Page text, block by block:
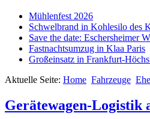
Mühlenfest 2026
Schwelbrand in Kohlesilo des
Save the date: Eschersheimer
Fastnachtsumzug in Klaa Paris
Großeinsatz in Frankfurt-
Aktuelle Seite: Home Fahrzeuge
Gerätewagen-Logistik